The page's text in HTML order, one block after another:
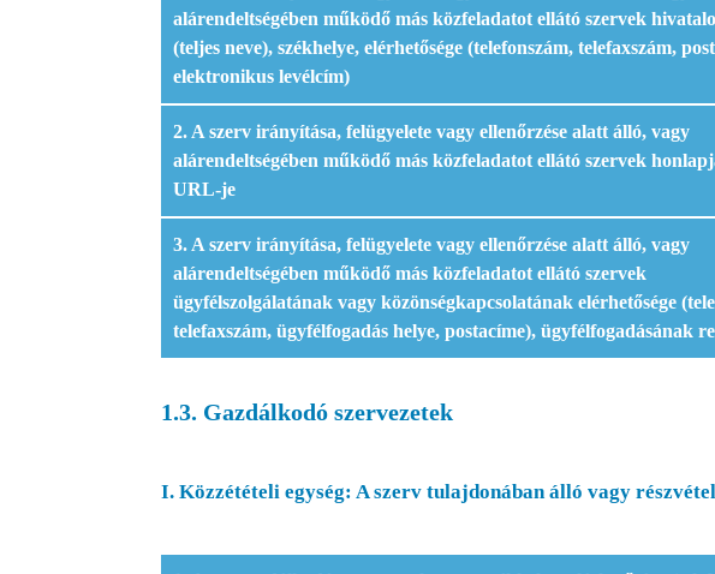
alárendeltségében működő más közfeladatot ellátó szervek
(teljes neve), székhelye, elérhetősége (telefonszám, telefaxszám,
elektronikus levélcím)
2. A szerv irányítása, felügyelete vagy ellenőrzése alatt álló, vagy
alárendeltségében működő más közfeladatot ellátó szervek
URL-je
3. A szerv irányítása, felügyelete vagy ellenőrzése alatt álló, vagy
alárendeltségében működő más közfeladatot ellátó szervek
ügyfélszolgálatának vagy közönségkapcsolatának elérhetősége
telefaxszám, ügyfélfogadás helye, postacíme), ügyfélfogadásának
1.3. Gazdálkodó szervezetek
I. Közzétételi egység: A szerv tulajdonában álló vagy